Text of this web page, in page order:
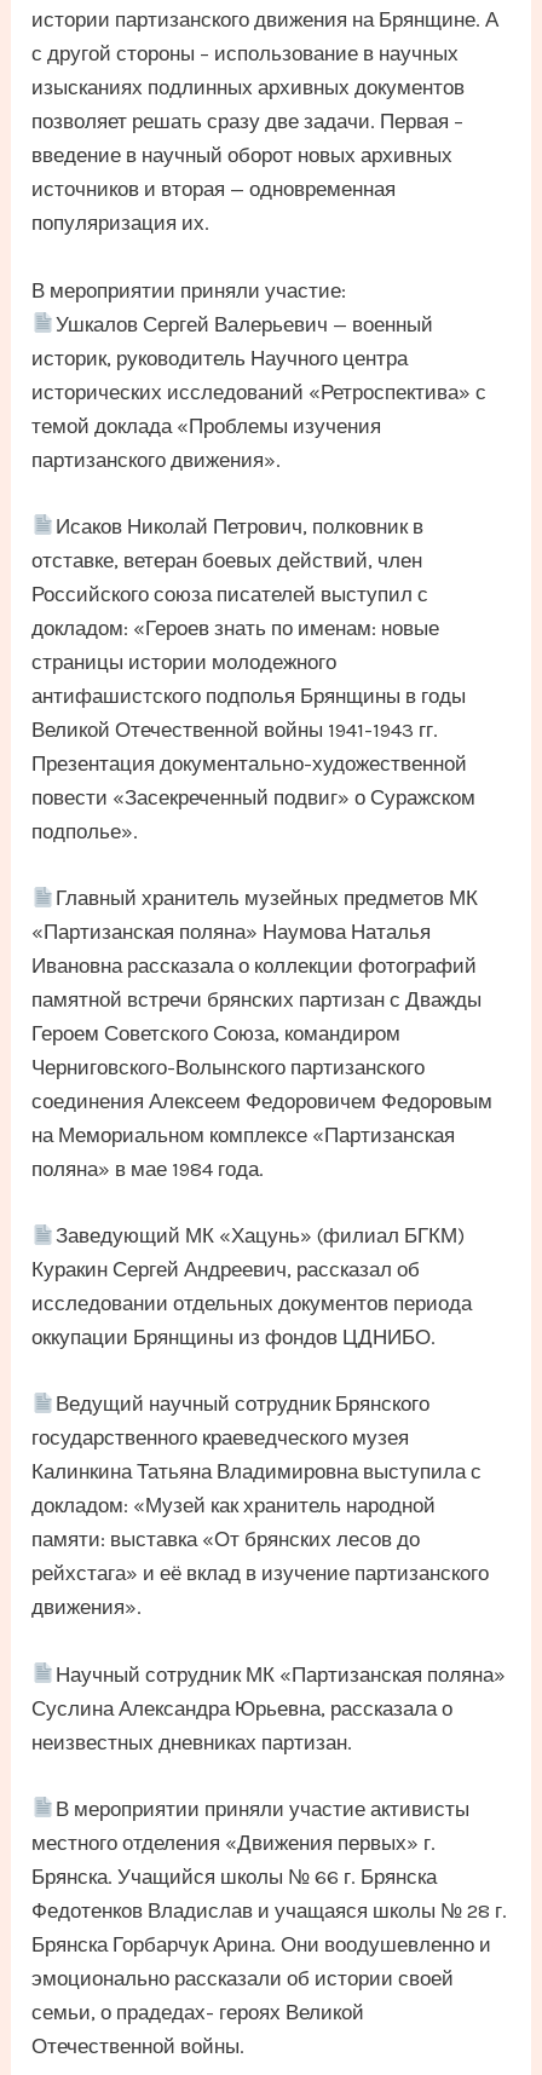
истории партизанского движения на Брянщине. А
с другой стороны – использование в научных
изысканиях подлинных архивных документов
позволяет решать сразу две задачи. Первая –
введение в научный оборот новых архивных
источников и вторая — одновременная
популяризация их.
В мероприятии приняли участие:
Ушкалов Сергей Валерьевич — военный
историк, руководитель Научного центра
исторических исследований «Ретроспектива» с
темой доклада «Проблемы изучения
партизанского движения».
Исаков Николай Петрович, полковник в
отставке, ветеран боевых действий, член
Российского союза писателей выступил с
докладом: «Героев знать по именам: новые
страницы истории молодежного
антифашистского подполья Брянщины в годы
Великой Отечественной войны 1941-1943 гг.
Презентация документально-художественной
повести «Засекреченный подвиг» о Суражском
подполье».
Главный хранитель музейных предметов МК
«Партизанская поляна» Наумова Наталья
Ивановна рассказала о коллекции фотографий
памятной встречи брянских партизан с Дважды
Героем Советского Союза, командиром
Черниговского-Волынского партизанского
соединения Алексеем Федоровичем Федоровым
на Мемориальном комплексе «Партизанская
поляна» в мае 1984 года.
Заведующий МК «Хацунь» (филиал БГКМ)
Куракин Сергей Андреевич, рассказал об
исследовании отдельных документов периода
оккупации Брянщины из фондов ЦДНИБО.
Ведущий научный сотрудник Брянского
государственного краеведческого музея
Калинкина Татьяна Владимировна выступила с
докладом: «Музей как хранитель народной
памяти: выставка «От брянских лесов до
рейхстага» и её вклад в изучение партизанского
движения».
Научный сотрудник МК «Партизанская поляна»
Суслина Александра Юрьевна, рассказала о
неизвестных дневниках партизан.
В мероприятии приняли участие активисты
местного отделения «Движения первых» г.
Брянска. Учащийся школы № 66 г. Брянска
Федотенков Владислав и учащаяся школы № 28 г.
Брянска Горбарчук Арина. Они воодушевленно и
эмоционально рассказали об истории своей
семьи, о прадедах- героях Великой
Отечественной войны.